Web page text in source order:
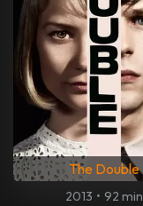
The Double
2013 • 92 min